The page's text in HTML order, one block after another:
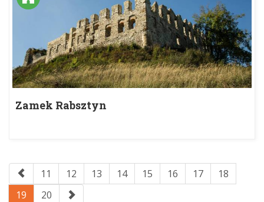
Zamek Rabsztyn
11 12 13 14 15 16 17
18
19
20